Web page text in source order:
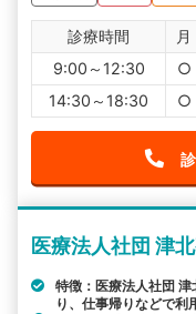
診療時間 月
9:00～12:30
○
14:30～18:30
○
医療法人社団 津
特徴：医療法人社団
り、仕事帰りなどで利